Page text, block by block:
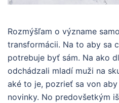
Rozmýšľam o význame
transformácii. Na to aby sa
potrebuje byť sám. Na ako
odchádzali mladí muži na
aké to je, pozrieť sa von
novinky. No predovšetkým